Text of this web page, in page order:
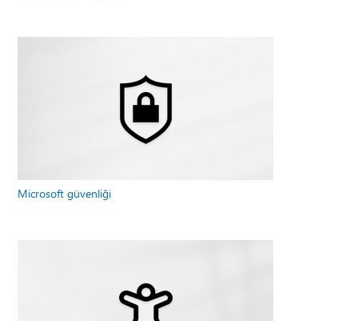
Microsoft güvenliği